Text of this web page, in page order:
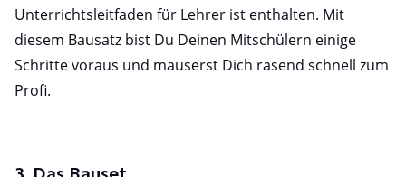
Unterrichtsleitfaden für Lehrer ist enthalten. Mit
diesem Bausatz bist Du Deinen Mitschülern einige
Schritte voraus und mauserst Dich rasend schnell zum
Profi.